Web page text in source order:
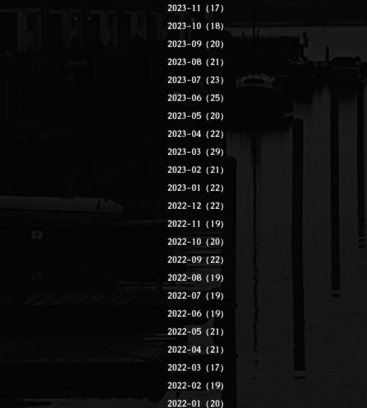
2023-11（17）
2023-10（18）
2023-09（20）
2023-08（21）
2023-07（23）
2023-06（25）
2023-05（20）
2023-04（22）
2023-03（29）
2023-02（21）
2023-01（22）
2022-12（22）
2022-11（19）
2022-10（20）
2022-09（22）
2022-08（19）
2022-07（19）
2022-06（19）
2022-05（21）
2022-04（21）
2022-03（17）
2022-02（19）
2022-01（20）